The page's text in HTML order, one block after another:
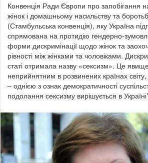
Конвенція Ради Європи про запобігання
жінок і домашньому насильству та
(Стамбульська конвенція), яку Україна
спрямована на протидію гендерно-
форми дискримінації щодо жінок та
рівності між жінками та чоловіками.
статі отримала назву «сексизм». Це
неприйнятним в розвинених країнах
– однією з ознак демократичності
подолання сексизму вирішується в